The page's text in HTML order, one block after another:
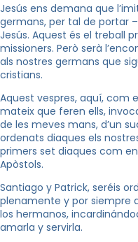
Jesús ens demana que
germans, per tal de portar
Jesús. Aquest és el treball
missioners. Però serà
als nostres germans que
cristians.
Aquest vespres, aquí, com
mateix que feren ells,
de les meves mans, d’un
ordenats diaques els
primers set diaques com
Apòstols.
Santiago y Patrick, seréis
plenamente y por siempre
los hermanos,
amarla y servirla.